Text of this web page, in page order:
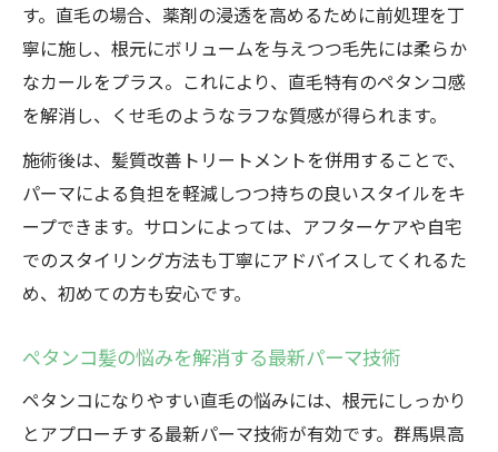
す。直毛の場合、薬剤の浸透を高めるために前処理を丁
寧に施し、根元にボリュームを与えつつ毛先には柔らか
なカールをプラス。これにより、直毛特有のペタンコ感
を解消し、くせ毛のようなラフな質感が得られます。
施術後は、髪質改善トリートメントを併用することで、
パーマによる負担を軽減しつつ持ちの良いスタイルをキ
ープできます。サロンによっては、アフターケアや自宅
でのスタイリング方法も丁寧にアドバイスしてくれるた
め、初めての方も安心です。
ペタンコ髪の悩みを解消する最新パーマ技術
ペタンコになりやすい直毛の悩みには、根元にしっかり
とアプローチする最新パーマ技術が有効です。群馬県高